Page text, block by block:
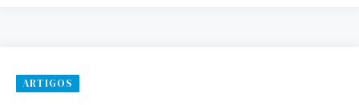
ARTIGOS